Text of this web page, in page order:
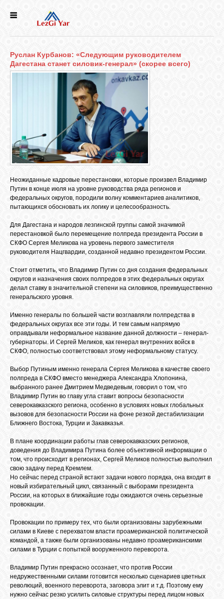
СЕЛА
ГОЛОС
ЛЕЗГИН
НАРОДЫ
БИБЛИОТЕКА
ФОРУМ
ГОСТЕВАЯ
ФОТО
ВИДЕО
МУЗЫКА
ОБЪЯВЛЕНИЯ
ВОПРОСЫ /
КОНТАКТЫ
ВХОД
Руслан Курбанов: «Следующим руководителем
Дагестана станет силовик-генерал» (скорее всего)
Неожиданные кадровые перестановки, которые произвел Владимир
Путин в конце июля на уровне руководства ряда регионов и
федеральных округов, породили волну комментариев аналитиков,
пытающихся обосновать их логику и целесообразность.
Для Дагестана и народов лезгинской группы самой значимой
перестановкой было перемещение полпреда президента России в
СКФО Сергея Меликова на уровень первого заместителя
руководителя Нацгвардии, созданной недавно президентом России.
Стоит отметить, что Владимир Путин со дня создания федеральных
округов и назначения своих полпредов в этих федеральных округах
делал ставку в значительной степени на силовиков, преимущественно
генеральского уровня.
Именно генералы по большей части возглавляли полпредства в
федеральных округах все эти годы. И тем самым напрямую
оправдывали неформальное название данной должности – генерал-
губернаторы. И Сергей Меликов, как генерал внутренних войск в
СКФО, полностью соответствовал этому неформальному статусу.
Выбор Путиным именно генерала Сергея Меликова в качестве своего
полпреда в СКФО вместо менеджера Александра Хлопонина,
выбранного ранее Дмитрием Медведевым, говорил о том, что
Владимир Путин во главу угла ставит вопросы безопасности
северокавказского региона, особенно в условиях новых глобальных
вызовов для безопасности России на фоне резкой дестабилизации
Ближнего Востока, Турции и Закавказья.
В плане координации работы глав северокавказских регионов,
доведения до Владимира Путина более объективной информации о
том, что происходит в регионах, Сергей Меликов полностью выполнил
свою задачу перед Кремлем.
Но сейчас перед страной встают задачи нового порядка, она входит в
новый избирательный цикл, связанный с выборами президента
России, на которых в ближайшие годы ожидаются очень серьезные
провокации.
Провокации по примеру тех, что были организованы зарубежными
силами в Киеве с перехватом власти проамериканской политической
командой, а также были организованы недавно проамериканскими
силами в Турции с попыткой вооруженного переворота.
Владимир Путин прекрасно осознает, что против России
недружественными силами готовится несколько сценариев цветных
революций, военного переворота, заговора элит и т.д. Поэтому ему
нужно сейчас резко усилить силовые структуры перед лицом новых